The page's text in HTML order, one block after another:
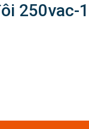
250vac-